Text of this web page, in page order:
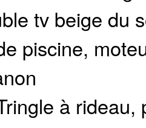
tv beige du
piscine,
à rideau,